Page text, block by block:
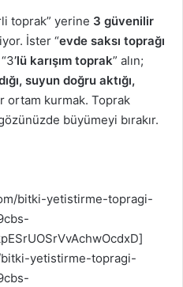
toprak” yerine 3 güvenilir
İster “evde saksı toprağı
’lü karışım toprak” alın;
suyun doğru aktığı,
ortam kurmak. Toprak
büyümeyi bırakır.
bitki-yetistirme-topragi-
yetistirme-topragi-